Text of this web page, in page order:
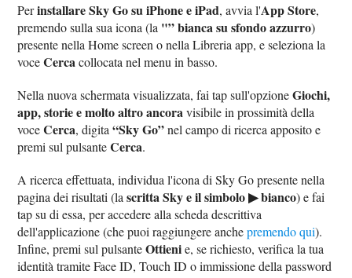
Perinstallare Sky Go su iPhone e iPad, avvia l'App Store,
premendo sulla sua icona (la "” bianca su sfondo azzurro)
presente nella Home screen o nella Libreria app, e seleziona la
voceCercacollocata nel menu in basso.
Nella nuova schermata visualizzata, fai tap sull'opzioneGiochi,
app, storie e molto altro ancoravisibile in prossimità della
voceCerca, digita“Sky Go”nel campo di ricerca apposito e
premi sul pulsanteCerca.
A ricerca effettuata, individua l'icona di Sky Go presente nella
pagina dei risultati (lascritta Sky e il simbolo ▶︎ bianco) e fai
tap su di essa, per accedere alla scheda descrittiva
dell'applicazione (che puoi raggiungere anchepremendo qui).
Infine, premi sul pulsanteOttienie, se richiesto, verifica la tua
identità tramite Face ID, Touch ID o immissione della password